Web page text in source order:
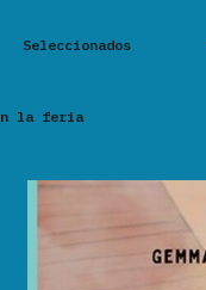
Seleccionados
la feria